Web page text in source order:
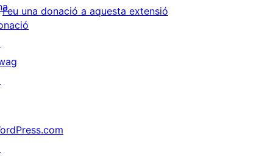
Feu una donació a aquesta extensió